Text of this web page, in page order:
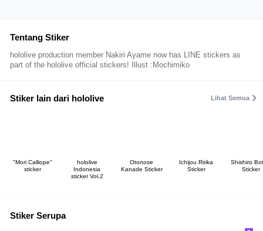
Tentang Stiker
hololive production member Nakiri Ayame now has LINE stickers as
part of the hololive official stickers! Illust :Mochimiko
Stiker lain dari hololive Lihat Semua
"Mori Calliope"
sticker
hololive
Indonesia
sticker Vol.2
Otonose
Kanade Sticker
Ichijou Ririka
Sticker
Shishiro
Sticker
Stiker Serupa